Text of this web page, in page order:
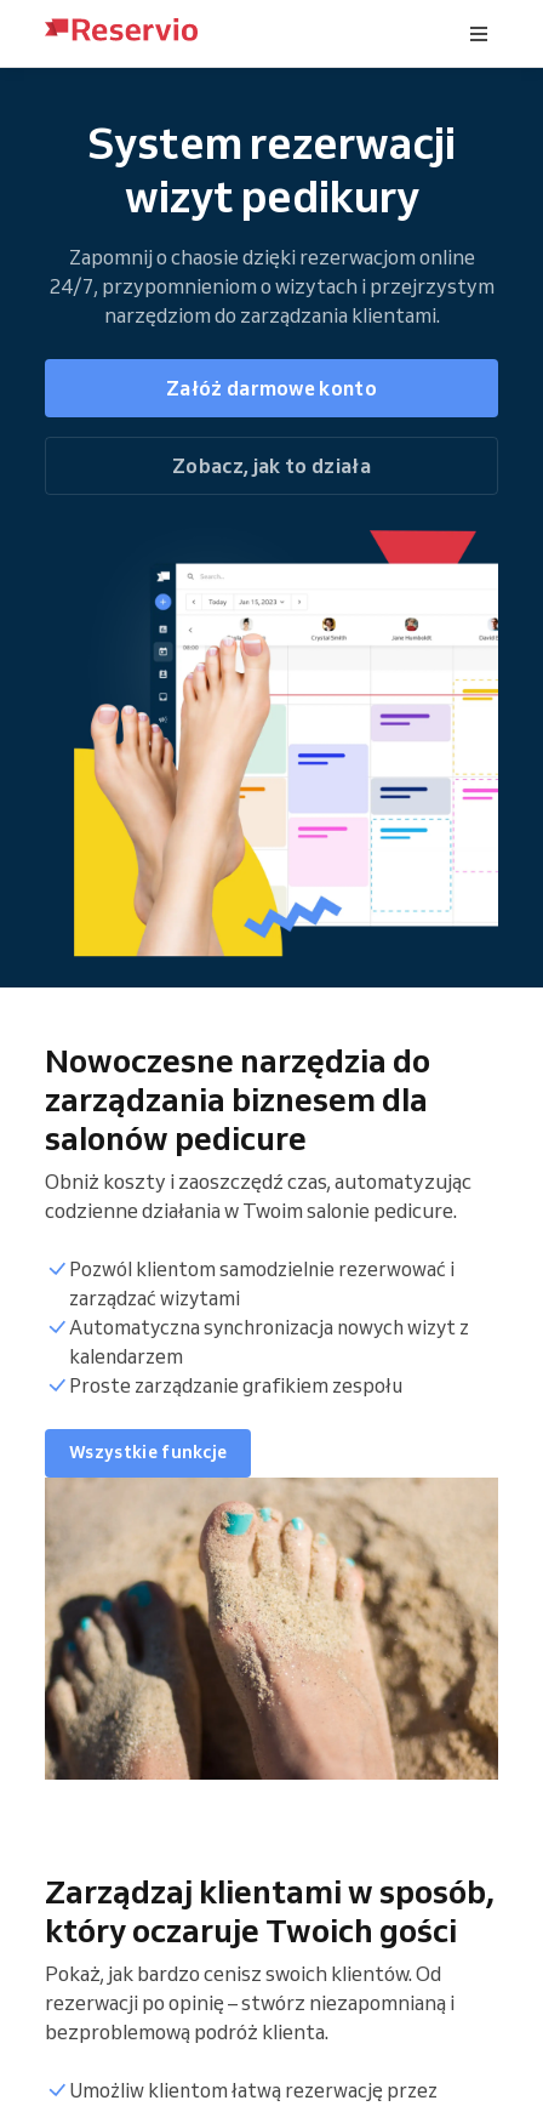
System rezerwacji
wizyt pedikury
Zapomnij o chaosie dzięki rezerwacjom online
24/7, przypomnieniom o wizytach i przejrzystym
narzędziom do zarządzania klientami.
Załóż darmowe konto
Zobacz, jak to działa
Nowoczesne narzędzia do
zarządzania biznesem dla
salonów pedicure
Obniż koszty i zaoszczędź czas, automatyzując
codzienne działania w Twoim salonie pedicure.
Pozwól klientom samodzielnie rezerwować i
zarządzać wizytami
Automatyczna synchronizacja nowych wizyt z
kalendarzem
Proste zarządzanie grafikiem zespołu
Wszystkie funkcje
Zarządzaj klientami w sposób,
który oczaruje Twoich gości
Pokaż, jak bardzo cenisz swoich klientów. Od
rezerwacji po opinię – stwórz niezapomnianą i
bezproblemową podróż klienta.
Umożliw klientom łatwą rezerwację przez